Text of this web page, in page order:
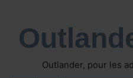
content
Outlander, pour les